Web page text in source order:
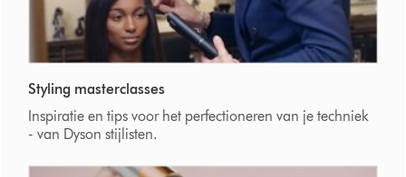
Styling masterclasses
Inspiratie en tips voor het perfectioneren van je techniek
- van Dyson stijlisten.